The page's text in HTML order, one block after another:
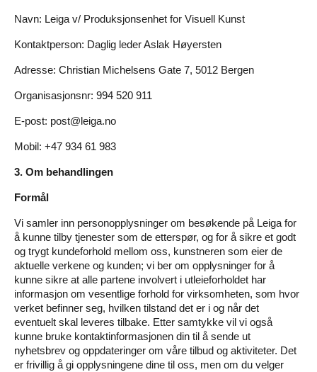
Navn: Leiga v/ Produksjonsenhet for Visuell Kunst
Kontaktperson: Daglig leder Aslak Høyersten
Adresse: Christian Michelsens Gate 7, 5012 Bergen
Organisasjonsnr: 994 520 911
E-post: post@leiga.no
Mobil: +47 934 61 983
3. Om behandlingen
Formål
Vi samler inn personopplysninger om besøkende på Leiga for
å kunne tilby tjenester som de etterspør, og for å sikre et godt
og trygt kundeforhold mellom oss, kunstneren som eier de
aktuelle verkene og kunden; vi ber om opplysninger for å
kunne sikre at alle partene involvert i utleieforholdet har
informasjon om vesentlige forhold for virksomheten, som hvor
verket befinner seg, hvilken tilstand det er i og når det
eventuelt skal leveres tilbake. Etter samtykke vil vi også
kunne bruke kontaktinformasjonen din til å sende ut
nyhetsbrev og oppdateringer om våre tilbud og aktiviteter. Det
er frivillig å gi opplysningene dine til oss, men om du velger